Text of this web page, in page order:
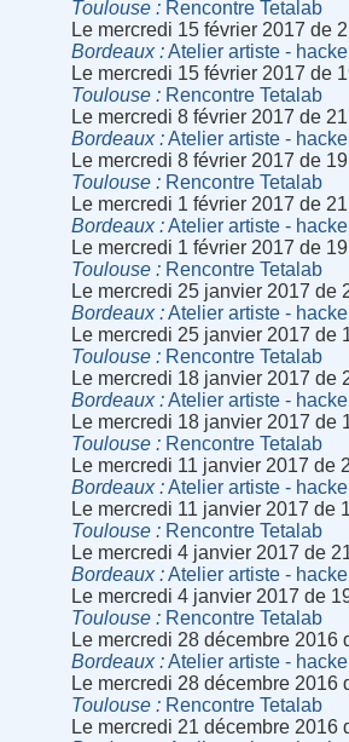
Toulouse
Rencontre Tetalab
Le mercredi 15 février 2017 de
Bordeaux
Atelier artiste -
Le mercredi 15 février 2017 de
Toulouse
Rencontre Tetalab
Le mercredi 8 février 2017 de
Bordeaux
Atelier artiste -
Le mercredi 8 février 2017 de
Toulouse
Rencontre Tetalab
Le mercredi 1 février 2017 de
Bordeaux
Atelier artiste -
Le mercredi 1 février 2017 de
Toulouse
Rencontre Tetalab
Le mercredi 25 janvier 2017 de
Bordeaux
Atelier artiste -
Le mercredi 25 janvier 2017 de
Toulouse
Rencontre Tetalab
Le mercredi 18 janvier 2017 de
Bordeaux
Atelier artiste -
Le mercredi 18 janvier 2017 de
Toulouse
Rencontre Tetalab
Le mercredi 11 janvier 2017 de
Bordeaux
Atelier artiste -
Le mercredi 11 janvier 2017 de
Toulouse
Rencontre Tetalab
Le mercredi 4 janvier 2017 de
Bordeaux
Atelier artiste -
Le mercredi 4 janvier 2017 de
Toulouse
Rencontre Tetalab
Le mercredi 28 décembre 2016
Bordeaux
Atelier artiste -
Le mercredi 28 décembre 2016
Toulouse
Rencontre Tetalab
Le mercredi 21 décembre 2016